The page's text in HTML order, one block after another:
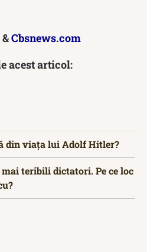
&Cbsnews.com
acest articol:
din viața lui Adolf Hitler?
teribili dictatori. Pe ce loc